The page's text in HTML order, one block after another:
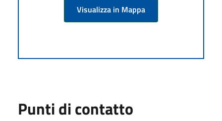
Visualizza in Mappa
Punti di contatto